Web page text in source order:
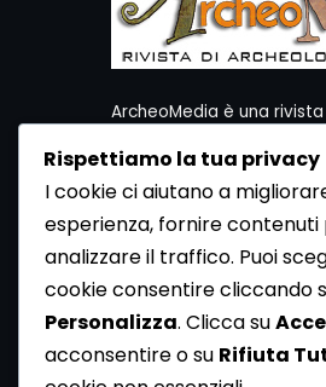
ArcheoMedia è una
Per contattare la
seguenti recapiti:
Redazione ArcheoMedia
Via Gioberti 80/D - 10128
Tel 011.5806363 - Fax
http://www.mediares.to.it
http://
Rispettiamo la tua privacy
I cookie ci aiutano a
esperienza, fornire contenuti
analizzare il traffico. Puoi
cookie consentire cliccando
Personalizza. Clicca su
acconsentire o su Rifiuta